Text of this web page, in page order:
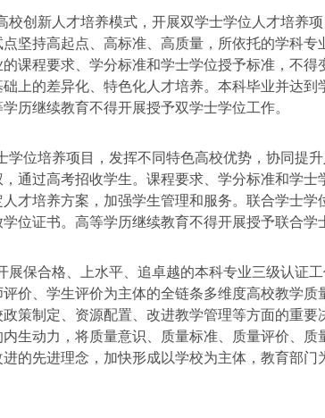
新人才培养模式，开展双学士学位人才培养
坚持高起点、高标准、高质量，所依托的学科
课程要求、学分标准和学士学位授予标准，不
上的差异化、特色化人才培养。本科毕业并达
历继续教育不得开展授予双学士学位工作。
培养项目，发挥不同特色高校优势，协同提
通过高考招收学生。课程要求、学分标准和学
才培养方案，加强学生管理和服务。联合学士
位证书。高等学历继续教育不得开展授予联合学
合格、上水平、追卓越的本科专业三级认证
价、学生评价为主体的全链条多维度高校教学
策制定、资源配置、改进教学管理等方面的重
生动力，将质量意识、质量标准、质量评价、
的先进理念，加快形成以学校为主体，教育部